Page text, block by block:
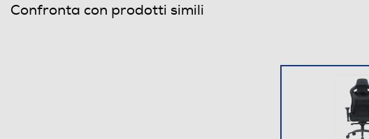
Confronta con prodotti simili